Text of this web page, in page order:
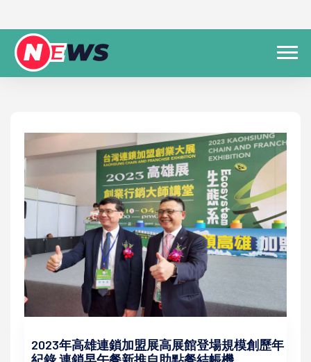
2023年高雄連鎖加盟展高展館登場規模創歷年
紀錄 連鎖早午餐新推自助點餐結帳機